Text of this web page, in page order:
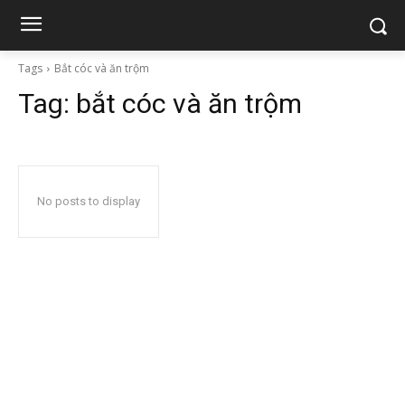
Tags Bắt cóc và ăn trộm
Tag: bắt cóc và ăn trộm
No posts to display